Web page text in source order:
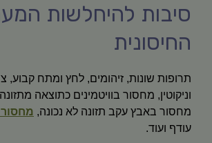
סיבות להיחלשות
החיסונית
תרופות שונות, זיהומים, לחץ ומתח קבוע,
וניקוטין, מחסור בוויטמינים כתוצאה
מחסור באבץ עקב תזונה לא נכונה,
עודף ועוד.